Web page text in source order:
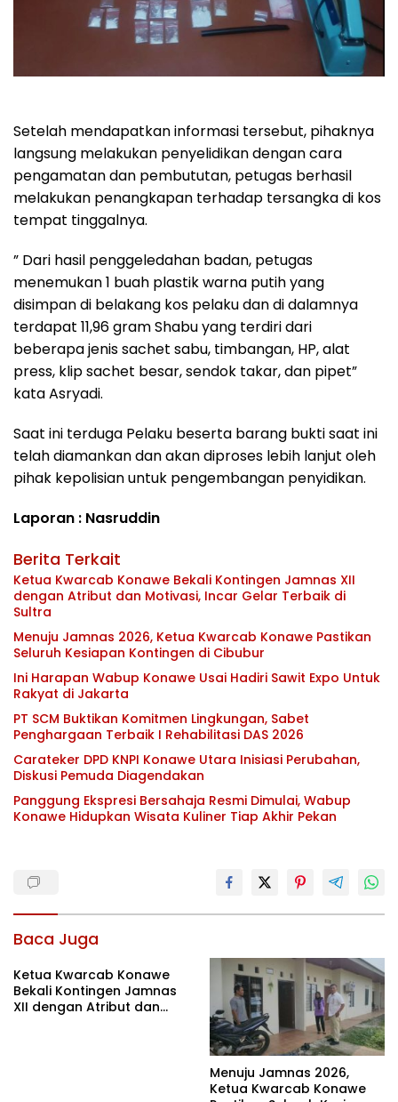
Setelah mendapatkan informasi tersebut, pihaknya
langsung melakukan penyelidikan dengan cara
pengamatan dan pembututan, petugas berhasil
melakukan penangkapan terhadap tersangka di kos
tempat tinggalnya.
” Dari hasil penggeledahan badan, petugas
menemukan 1 buah plastik warna putih yang
disimpan di belakang kos pelaku dan di dalamnya
terdapat 11,96 gram Shabu yang terdiri dari
beberapa jenis sachet sabu, timbangan, HP, alat
press, klip sachet besar, sendok takar, dan pipet”
kata Asryadi.
Saat ini terduga Pelaku beserta barang bukti saat ini
telah diamankan dan akan diproses lebih lanjut oleh
pihak kepolisian untuk pengembangan penyidikan.
Laporan : Nasruddin
Berita Terkait
Ketua Kwarcab Konawe Bekali Kontingen Jamnas XII
dengan Atribut dan Motivasi, Incar Gelar Terbaik di
Sultra
Menuju Jamnas 2026, Ketua Kwarcab Konawe Pastikan
Seluruh Kesiapan Kontingen di Cibubur
Ini Harapan Wabup Konawe Usai Hadiri Sawit Expo Untuk
Rakyat di Jakarta
PT SCM Buktikan Komitmen Lingkungan, Sabet
Penghargaan Terbaik I Rehabilitasi DAS 2026
Carateker DPD KNPI Konawe Utara Inisiasi Perubahan,
Diskusi Pemuda Diagendakan
Panggung Ekspresi Bersahaja Resmi Dimulai, Wabup
Konawe Hidupkan Wisata Kuliner Tiap Akhir Pekan
Baca Juga
Ketua Kwarcab Konawe
Bekali Kontingen Jamnas
XII dengan Atribut dan
Menuju Jamnas 2026,
Ketua Kwarcab Konawe